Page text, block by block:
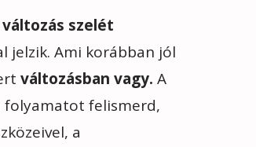
szelét
jelzik. Ami korábban jól
változásban vagy. A
folyamatot felismerd,
a